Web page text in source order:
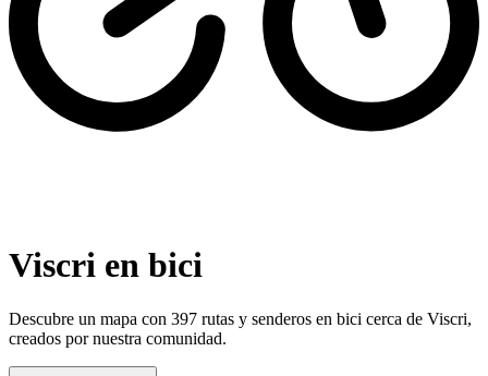
Viscri en bici
Descubre un mapa con 397 rutas y senderos en bici cerca de Viscri,
creados por nuestra comunidad.